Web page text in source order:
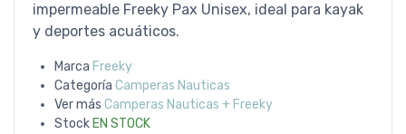
impermeable Freeky Pax Unisex, ideal para kayak
y deportes acuáticos.
Marca Freeky
Categoría Camperas Nauticas
Ver más Camperas Nauticas + Freeky
StockEN STOCK